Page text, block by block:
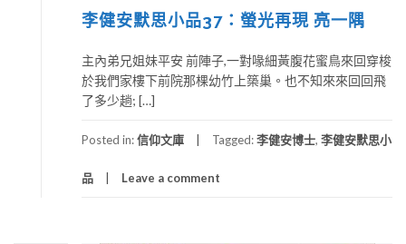
李健安默思小品37：螢光再現 亮一隅
主內弟兄姐妹平安 前陣子,一對喙細黃腹花蜜鳥來回穿梭
於我們家樓下前院那棵幼竹上築巢。也不知來來回回飛
了多少趟; […]
Posted in:信仰文庫 Tagged:李健安博士, 李健安默思小
品 Leave a comment